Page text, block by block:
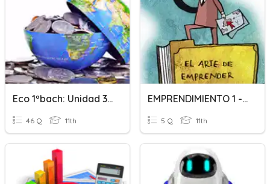
Eco 1ºbach: Unidad 3 (Producción Y Empresa.)
46 Q 11th
EMPRENDIMIENTO 1 - INGRESOS COSTOS Y GASTOS
5 Q 11th